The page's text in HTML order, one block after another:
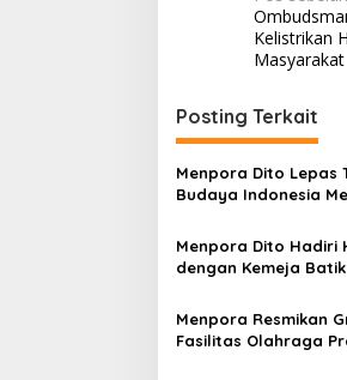
pos
Kelistrikan
Masyarakat
Posting Terkait
Menpora Dito Lepas
Budaya Indonesia
Menpora Dito Hadiri
dengan Kemeja Batik
Menpora Resmikan
Fasilitas Olahraga